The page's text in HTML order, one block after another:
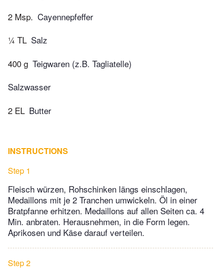
2 Msp. Cayennepfeffer
¼ TL Salz
400 g Teigwaren (z.B. Tagliatelle)
Salzwasser
2 EL Butter
INSTRUCTIONS
Step 1
Fleisch würzen, Rohschinken längs einschlagen,
Medaillons mit je 2 Tranchen umwickeln. Öl in einer
Bratpfanne erhitzen. Medaillons auf allen Seiten ca. 4
Min. anbraten. Herausnehmen, in die Form legen.
Aprikosen und Käse darauf verteilen.
Step 2